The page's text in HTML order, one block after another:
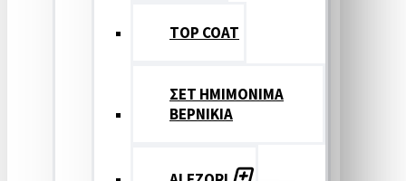
TOP COAT
ΣΕΤ ΗΜΙΜΟΝΙΜΑ
ΒΕΡΝΙΚΙΑ